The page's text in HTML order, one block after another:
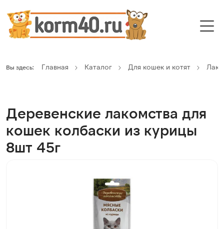
Вы здесь: Главная Каталог Для кошек и котят
Деревенские лакомства для
кошек колбаски из курицы
8шт 45г